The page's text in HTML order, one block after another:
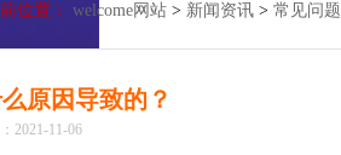
位置： welcome网站 > 新闻资讯 > 常见问题
原因导致的？
2021-11-06